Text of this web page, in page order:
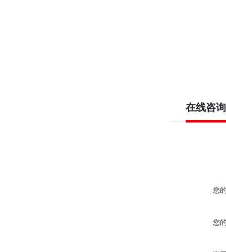
在线咨询
您
您